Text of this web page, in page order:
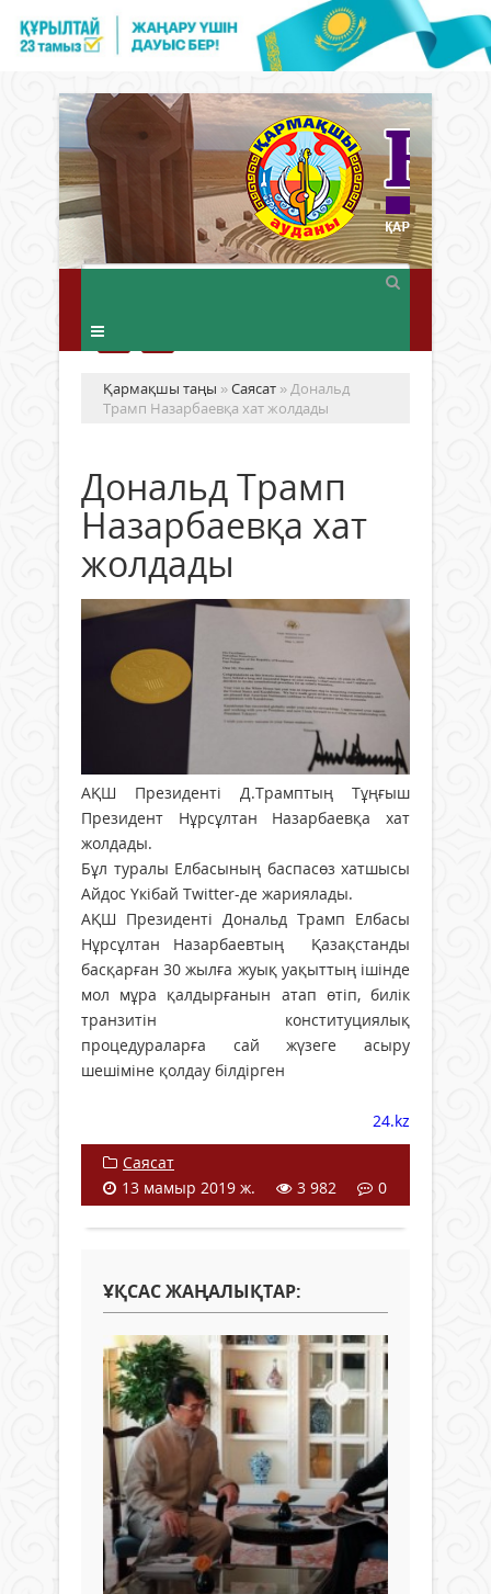
Қармақшы таңы »Саясат » Дональд
Трамп Назарбаевқа хат жолдады
Дональд Трамп
Назарбаевқа хат
жолдады
АҚШ Президенті Д.Трамптың Тұңғыш
Президент Нұрсұлтан Назарбаевқа хат
жолдады.
Бұл туралы Елбасының баспасөз хатшысы
Айдос Үкібай Twitter-де жариялады.
АҚШ Президенті Дональд Трамп Елбасы
Нұрсұлтан Назарбаевтың Қазақстанды
басқарған 30 жылға жуық уақыттың ішінде
мол мұра қалдырғанын атап өтіп, билік
транзитін конституциялық
процедураларға сай жүзеге асыру
шешіміне қолдау білдірген
24.kz
Саясат
13 мамыр 2019 ж.
3 982 0
ҰҚСАС ЖАҢАЛЫҚТАР: